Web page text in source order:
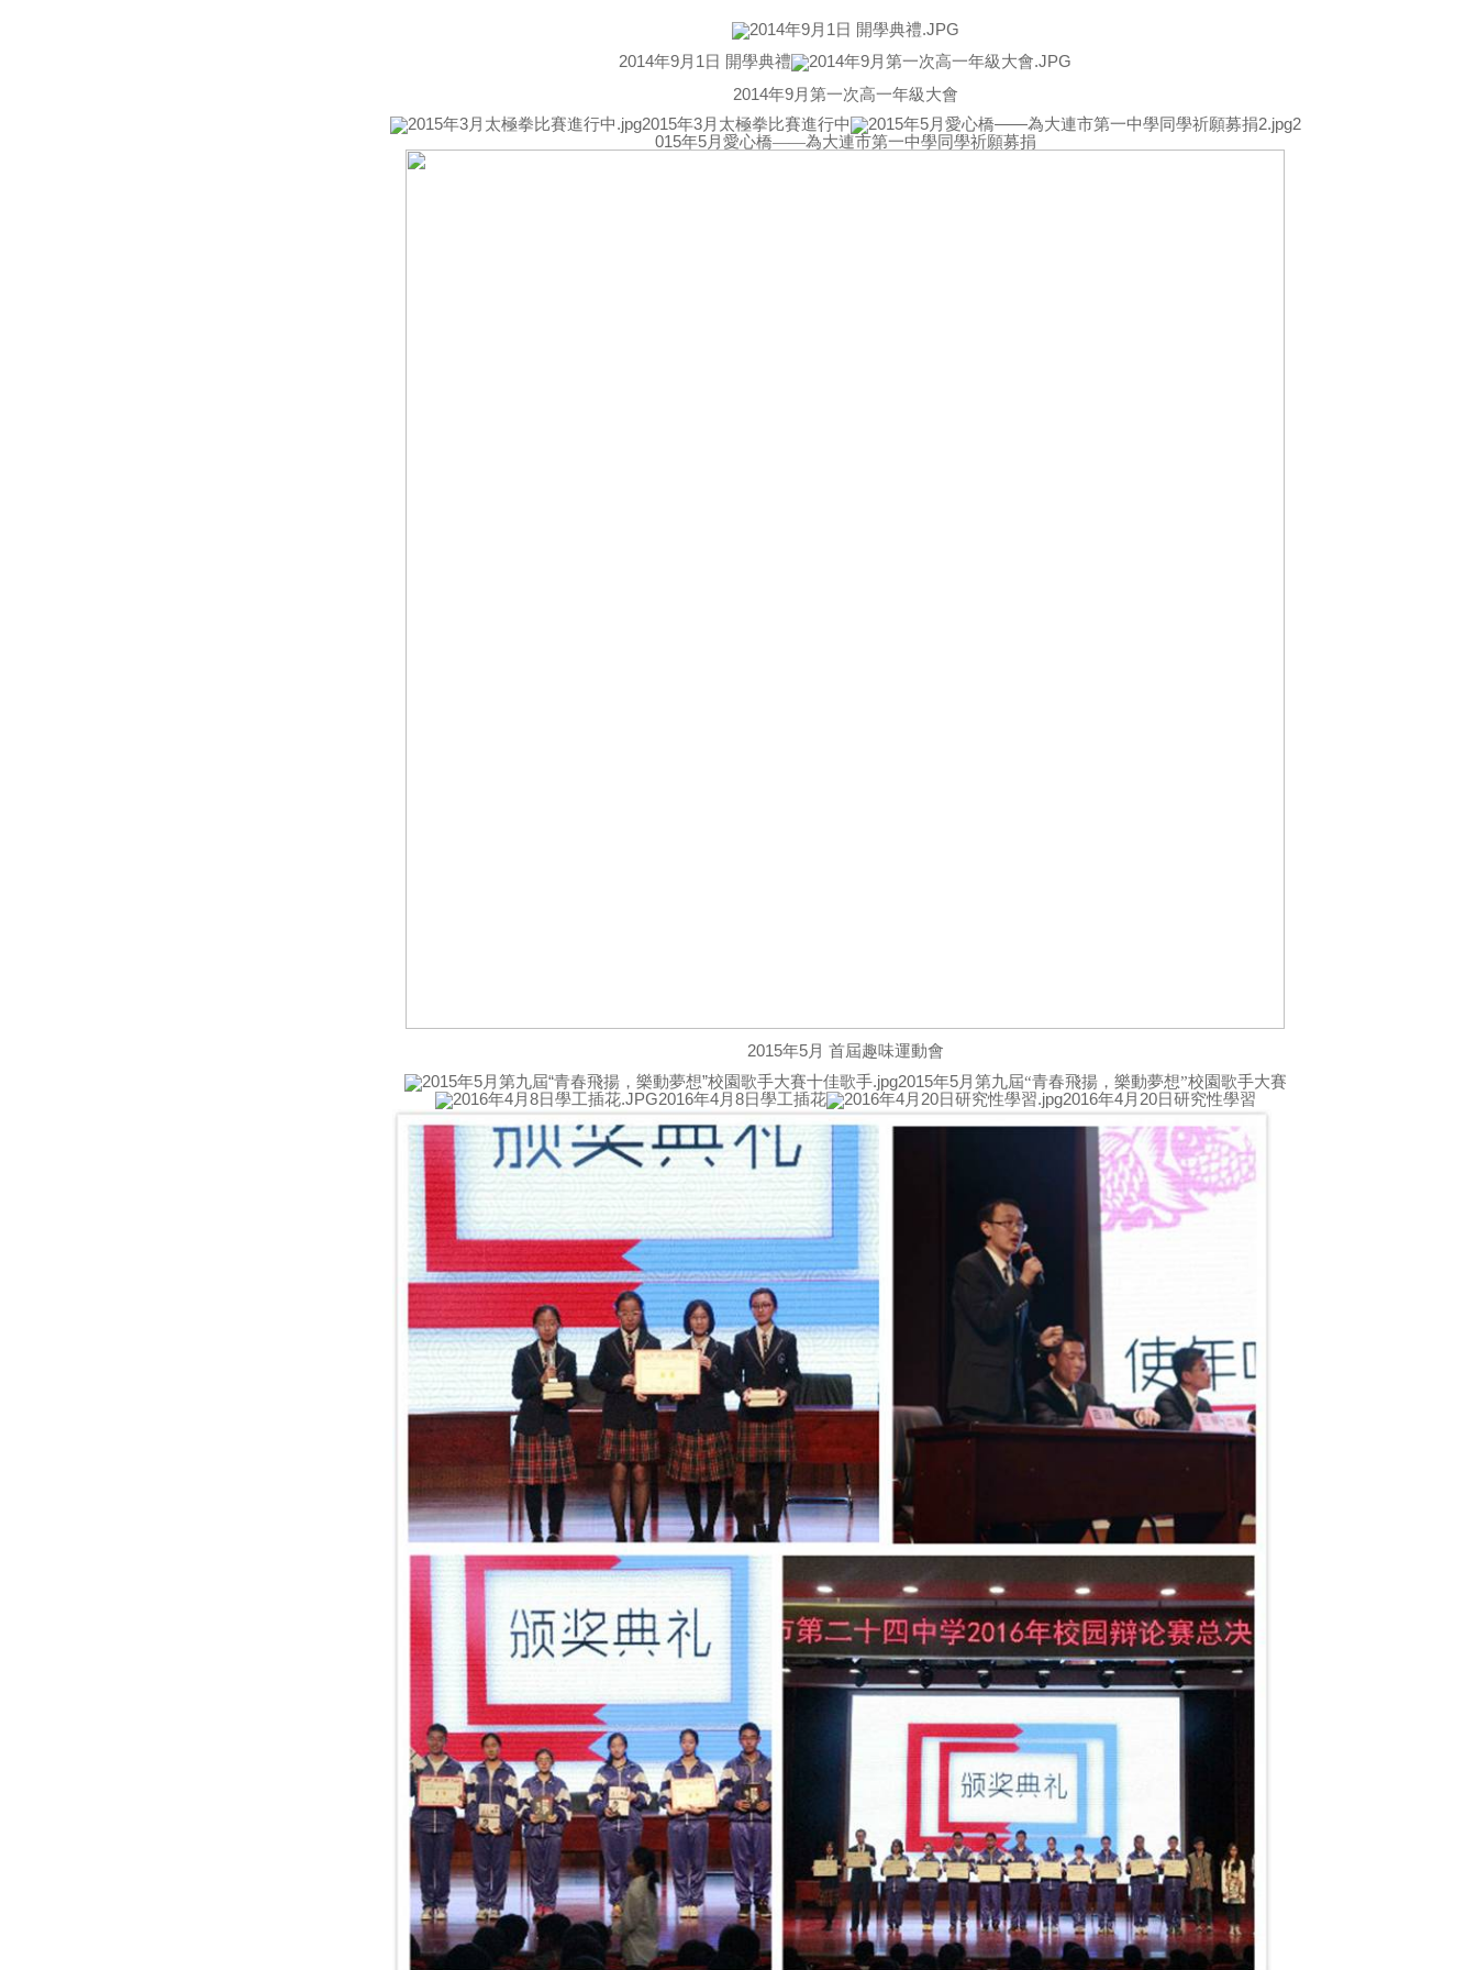
2014年9月 1日 開學典禮
2014年9月第一次高一年級大會
2015年3月太極拳比賽進行中
2
015年5月愛心橋——為大連市第一中學同學祈願募捐
2015年5月 首屆趣味運動會
2015年5月第九屆“青春飛揚，樂動夢想”校園歌手大賽
2016年4月 8日學工插花 2016年4月 20日研究性學習